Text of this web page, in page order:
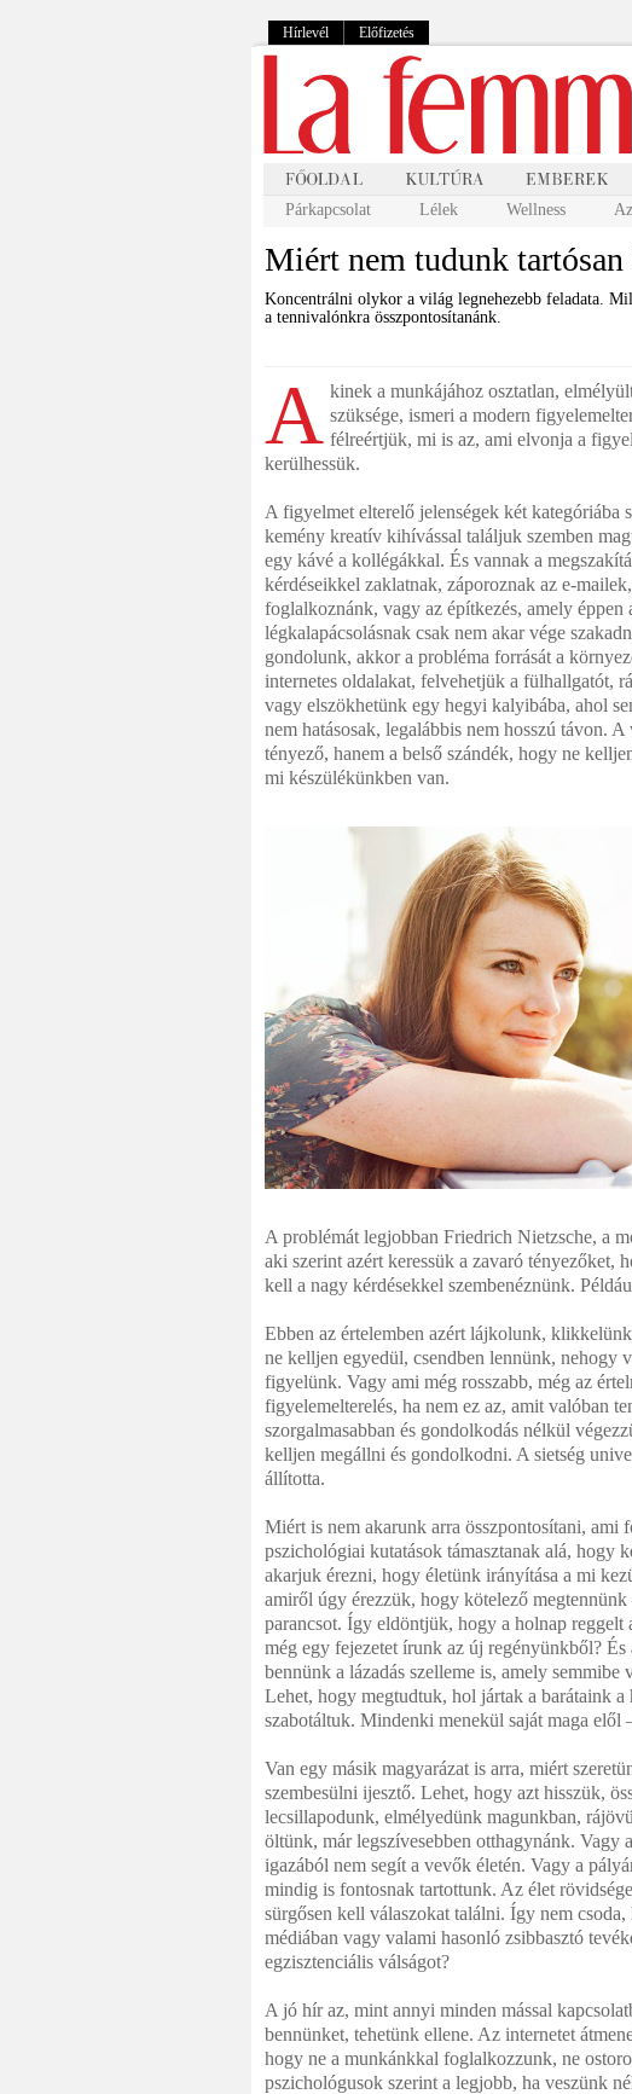
Hírlevél Előfizetés
Párkapcsolat Lélek Wellness
Miért nem tudunk
Koncentrálni olykor a világ legnehezebb feladata.
a tennivalónkra összpontosítanánk.
A kinek a munkájához osztatlan,
szüksége, ismeri a modern
félreértjük, mi is az, ami elvonja a
kerülhessük.
A figyelmet elterelő jelenségek két kategóriába
kemény kreatív kihívással találjuk szemben
egy kávé a kollégákkal. És vannak a
kérdéseikkel zaklatnak, záporoznak az e-
foglalkoznánk, vagy az építkezés, amely
légkalapácsolásnak csak nem akar vége
gondolunk, akkor a probléma forrását a
internetes oldalakat, felvehetjük a fülhallgatót,
vagy elszökhetünk egy hegyi kalyibába, ahol
nem hatásosak, legalábbis nem hosszú távon.
tényező, hanem a belső szándék, hogy ne
mi készülékünkben van.
A problémát legjobban Friedrich Nietzsche, a
aki szerint azért keressük a zavaró
kell a nagy kérdésekkel szembenéznünk.
Ebben az értelemben azért lájkolunk,
ne kelljen egyedül, csendben lennünk, nehogy
figyelünk. Vagy ami még rosszabb, még az
figyelemelterelés, ha nem ez az, amit valóban
szorgalmasabban és gondolkodás nélkül
kelljen megállni és gondolkodni. A sietség
állította.
Miért is nem akarunk arra összpontosítani, ami
pszichológiai kutatások támasztanak alá, hogy
akarjuk érezni, hogy életünk irányítása a mi
amiről úgy érezzük, hogy kötelező
parancsot. Így eldöntjük, hogy a holnap
még egy fejezetet írunk az új regényünkből?
bennünk a lázadás szelleme is, amely semmibe
Lehet, hogy megtudtuk, hol jártak a barátaink
szabotáltuk. Mindenki menekül saját maga elől
Van egy másik magyarázat is arra, miért
szembesülni ijesztő. Lehet, hogy azt hisszük,
lecsillapodunk, elmélyedünk magunkban,
öltünk, már legszívesebben otthagynánk. Vagy
igazából nem segít a vevők életén. Vagy a
mindig is fontosnak tartottunk. Az élet
sürgősen kell válaszokat találni. Így nem
médiában vagy valami hasonló zsibbasztó
egzisztenciális válságot?
A jó hír az, mint annyi minden mással
bennünket, tehetünk ellene. Az internetet
hogy ne a munkánkkal foglalkozzunk, ne
pszichológusok szerint a legjobb, ha veszünk